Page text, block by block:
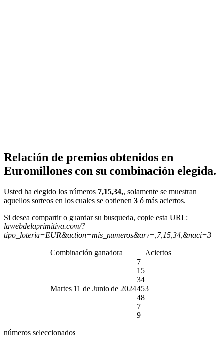
Relación de premios obtenidos en
Euromillones con su combinación elegida.
Usted ha elegido los números 7,15,34,, solamente se muestran
aquellos sorteos en los cuales se obtienen 3 ó más aciertos.
Si desea compartir o guardar su busqueda, copie esta URL:
lawebdelaprimitiva.com/?
tipo_loteria=EUR&action=mis_numeros&arv=,7,15,34,&naci=3
Combinación ganadora Aciertos
Martes 11 de Junio de 2024
7
15
34
45
48
7
9
3
números seleccionados